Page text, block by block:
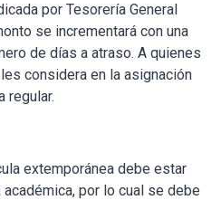
por Tesorería General
se incrementará con una
de días a atraso. A quienes
considera en la asignación
regular.
extemporánea debe estar
por lo cual se debe